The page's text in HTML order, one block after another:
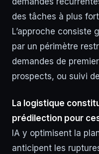
des tâches à plus
L’approche consiste
par un périmètre
demandes de
prospects, ou suivi
La logistique
prédilection pour
IA y optimisent la
anticipent les